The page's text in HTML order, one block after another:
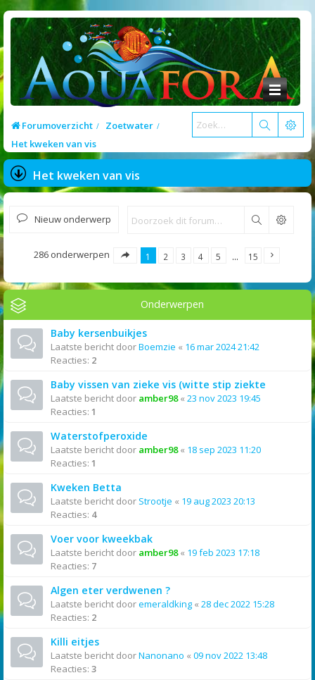
Forumoverzicht
Zoetwater
Het kweken van vis
Het kweken van vis
Nieuw onderwerp Zoek
286 onderwerpen 1 2 3 4 5 … 15
Onderwerpen
Baby kersenbuikjes
Laatste bericht doorBoemzie « 16 mar 2024 21:42
Reacties: 2
Baby vissen van zieke vis (witte stip ziekte
Laatste bericht door amber98« 23 nov 2023 19:45
Reacties: 1
Waterstofperoxide
Laatste bericht door amber98« 18 sep 2023 11:20
Reacties: 1
Kweken Betta
Laatste bericht door Strootje « 19 aug 2023 20:13
Reacties: 4
Voer voor kweekbak
Laatste bericht door amber98« 19 feb 2023 17:18
Reacties: 7
Algen eter verdwenen ?
Laatste bericht dooremeraldking « 28 dec 2022 15:28
Reacties: 2
Killi eitjes
Laatste bericht doorNanonano « 09 nov 2022 13:48
Reacties: 3